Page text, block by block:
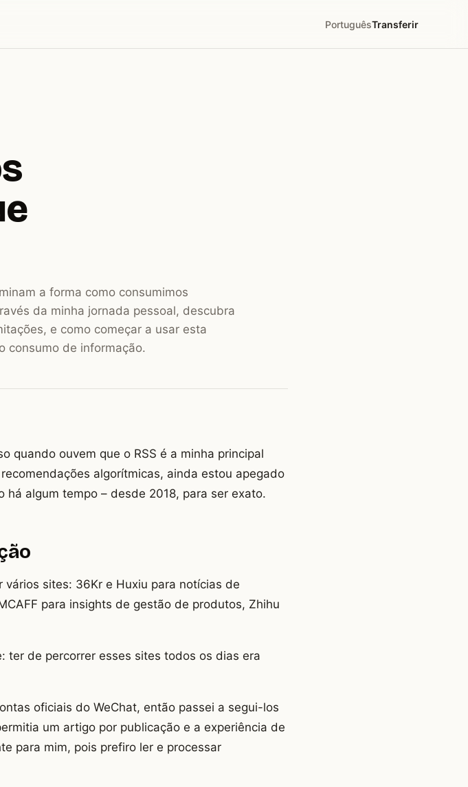
PortuguêsTransferir
a forma como consumimos
da minha jornada pessoal, descubra
e como começar a usar esta
consumo de informação.
quando ouvem que o RSS é a minha principal
algorítmicas, ainda estou apegado
algum tempo – desde 2018, para ser exato.
sites: 36Kr e Huxiu para notícias de
para insights de gestão de produtos, Zhihu
ter de percorrer esses sites todos os dias era
oficiais do WeChat, então passei a segui-los
um artigo por publicação e a experiência de
para mim, pois prefiro ler e processar